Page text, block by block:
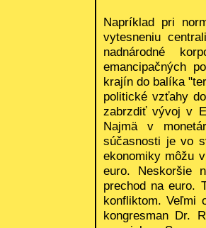
Napríklad pri
vytesneniu
nadnárodné
emancipačných
krajín do balíka
politické vzťahy
zabrzdiť vývoj v
Najmä v
súčasnosti je vo
ekonomiky môžu
euro. Neskoršie
prechod na euro.
konfliktom. Veľmi
kongresman Dr.